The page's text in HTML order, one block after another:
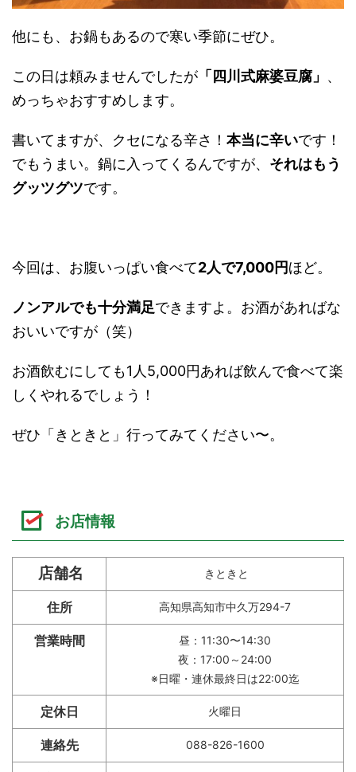
他にも、お鍋もあるので寒い季節にぜひ。
この日は頼みませんでしたが 「四川式麻婆豆腐」 、
めっちゃおすすめします。
書いてますが、クセになる辛さ！ 本当に辛いです！
でもうまい。鍋に入ってくるんですが、 それはもう
グッツグツです。
今回は、お腹いっぱい食べて2人で7,000円ほど。
ノンアルでも十分満足できますよ。お酒があればな
おいいですが（笑）
お酒飲むにしても1人5,000円あれば飲んで食べて楽
しくやれるでしょう！
ぜひ「きときと」行ってみてください〜。
お店情報
店舗名 きときと
住所 高知県高知市中久万294-7
営業時間
昼：11:30〜14:30
夜：17:00～24:00
※日曜・連休最終日は22:00迄
定休日 火曜日
連絡先 088-826-1600